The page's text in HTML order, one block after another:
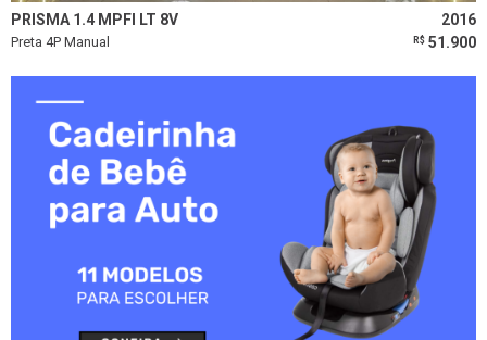
PRISMA 1.4 MPFI LT 8V 2016
Preta 4P Manual R$ 51.900